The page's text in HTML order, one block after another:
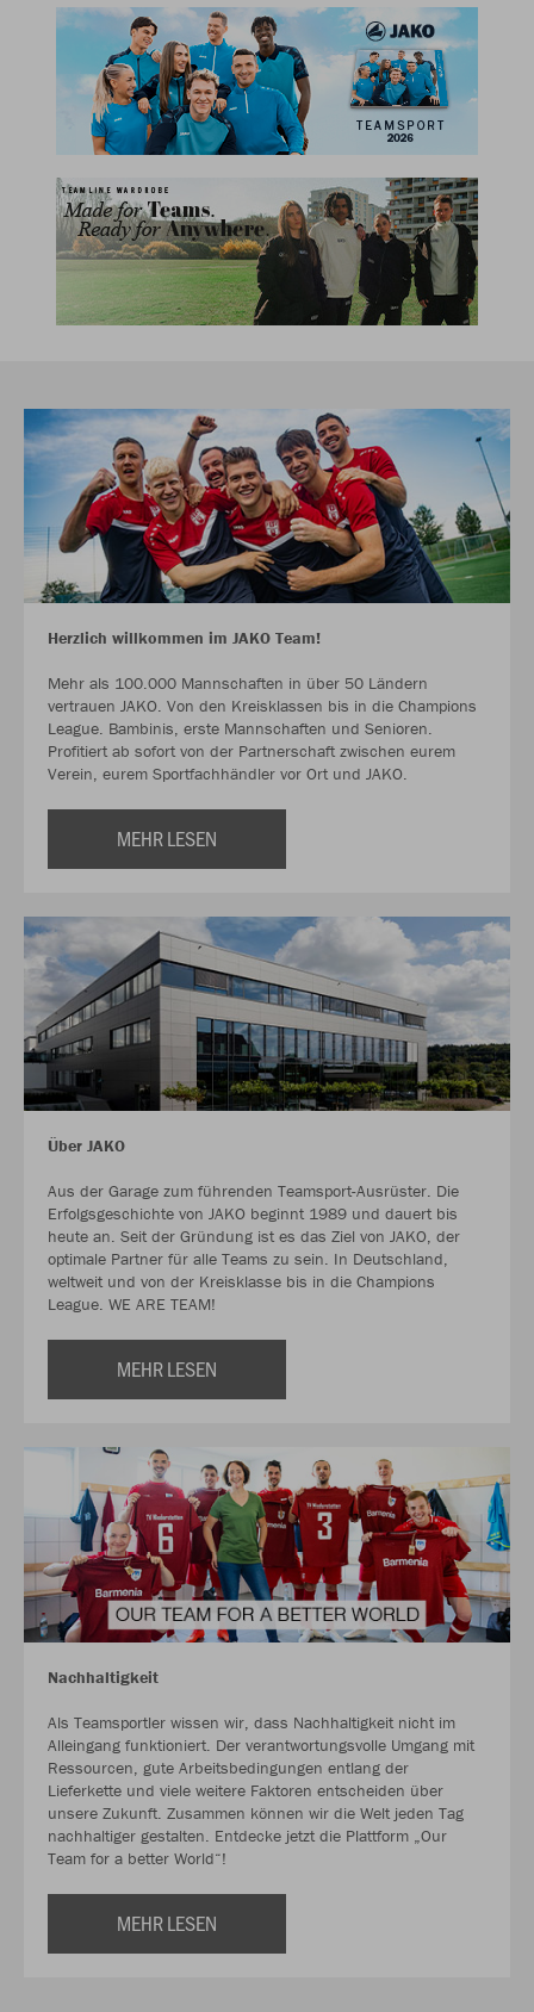
Herzlich willkommen im JAKO Team!
Mehr als 100.000 Mannschaften in über 50 Ländern
vertrauen JAKO. Von den Kreisklassen bis in die Champions
League. Bambinis, erste Mannschaften und Senioren.
Profitiert ab sofort von der Partnerschaft zwischen eurem
Verein, eurem Sportfachhändler vor Ort und JAKO.
MEHR LESEN
Über JAKO
Aus der Garage zum führenden Teamsport-Ausrüster. Die
Erfolgsgeschichte von JAKO beginnt 1989 und dauert bis
heute an. Seit der Gründung ist es das Ziel von JAKO, der
optimale Partner für alle Teams zu sein. In Deutschland,
weltweit und von der Kreisklasse bis in die Champions
League. WE ARE TEAM!
MEHR LESEN
Nachhaltigkeit
Als Teamsportler wissen wir, dass Nachhaltigkeit nicht im
Alleingang funktioniert. Der verantwortungsvolle Umgang mit
Ressourcen, gute Arbeitsbedingungen entlang der
Lieferkette und viele weitere Faktoren entscheiden über
unsere Zukunft. Zusammen können wir die Welt jeden Tag
nachhaltiger gestalten. Entdecke jetzt die Plattform „Our
Team for a better World“!
MEHR LESEN